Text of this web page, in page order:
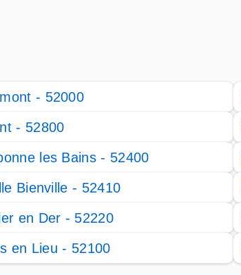
- 52000
- 52800
les Bains - 52400
Bienville - 52410
en Der - 52220
en Lieu - 52100